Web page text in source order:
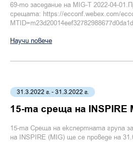
69-то заседание на MIG-T 2022-04-
срещата: https://ecconf.webex.com/
Научи повече
31.3.2022 г. - 31.3.2022 г.
15-та среща на INSPIRE
15-та Среща на експертната група
на INSPIRE (MIG) ще се проведе на